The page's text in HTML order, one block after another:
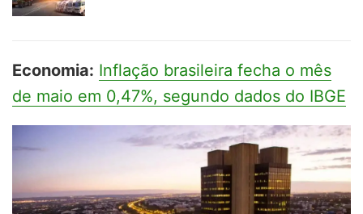
Economia: Inflação brasileira fecha o mês
de maio em 0,47%, segundo dados do IBGE